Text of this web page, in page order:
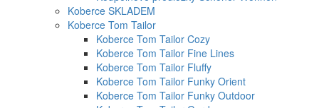
Koberce SKLADEM
Koberce Tom Tailor
Koberce Tom Tailor Cozy
Koberce Tom Tailor Fine Lines
Koberce Tom Tailor Fluffy
Koberce Tom Tailor Funky Orient
Koberce Tom Tailor Funky Outdoor